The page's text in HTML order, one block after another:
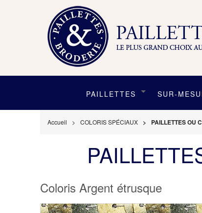
PAILLETTES SUR-
Accueil COLORIS SPÉCIAUX PAILLETTES OU
Coloris Argent étrusque